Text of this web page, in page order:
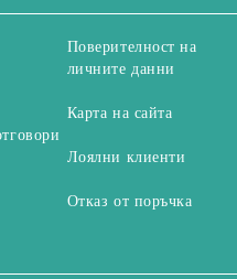
Поверителност на
личните данни
Карта на сайта
Лоялни клиенти
Отказ от поръчка